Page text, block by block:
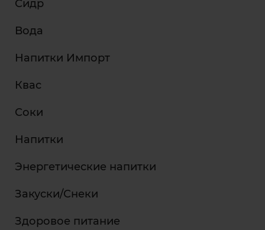
Сидр
Вода
Напитки Импорт
Квас
Соки
Напитки
Энергетические напитки
Закуски/Снеки
Здоровое питание